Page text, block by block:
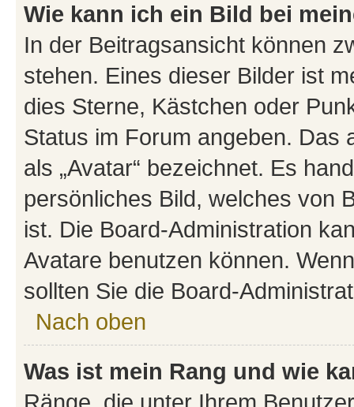
Wie kann ich ein Bild bei
In der Beitragsansicht können
stehen. Eines dieser Bilder ist
dies Sterne, Kästchen oder
Status im Forum angeben. Das
als „Avatar“ bezeichnet. Es
persönliches Bild, welches von
ist. Die Board-Administration
Avatare benutzen können.
sollten Sie die Board-
Nach oben
Was ist mein Rang und wie